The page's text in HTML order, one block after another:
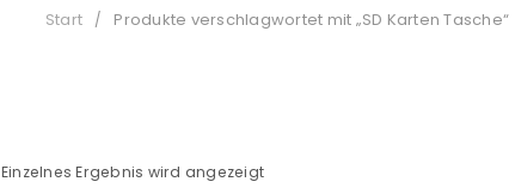
Start / Produkte verschlagwortet mit „SD Karten Tasche“
Einzelnes Ergebnis wird angezeigt